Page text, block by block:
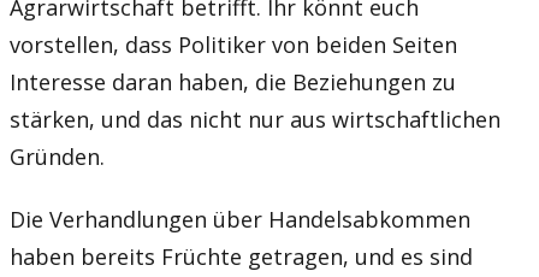
Agrarwirtschaft betrifft. Ihr könnt euch
vorstellen, dass Politiker von beiden Seiten
Interesse daran haben, die Beziehungen zu
stärken, und das nicht nur aus wirtschaftlichen
Gründen.
Die Verhandlungen über Handelsabkommen
haben bereits Früchte getragen, und es sind